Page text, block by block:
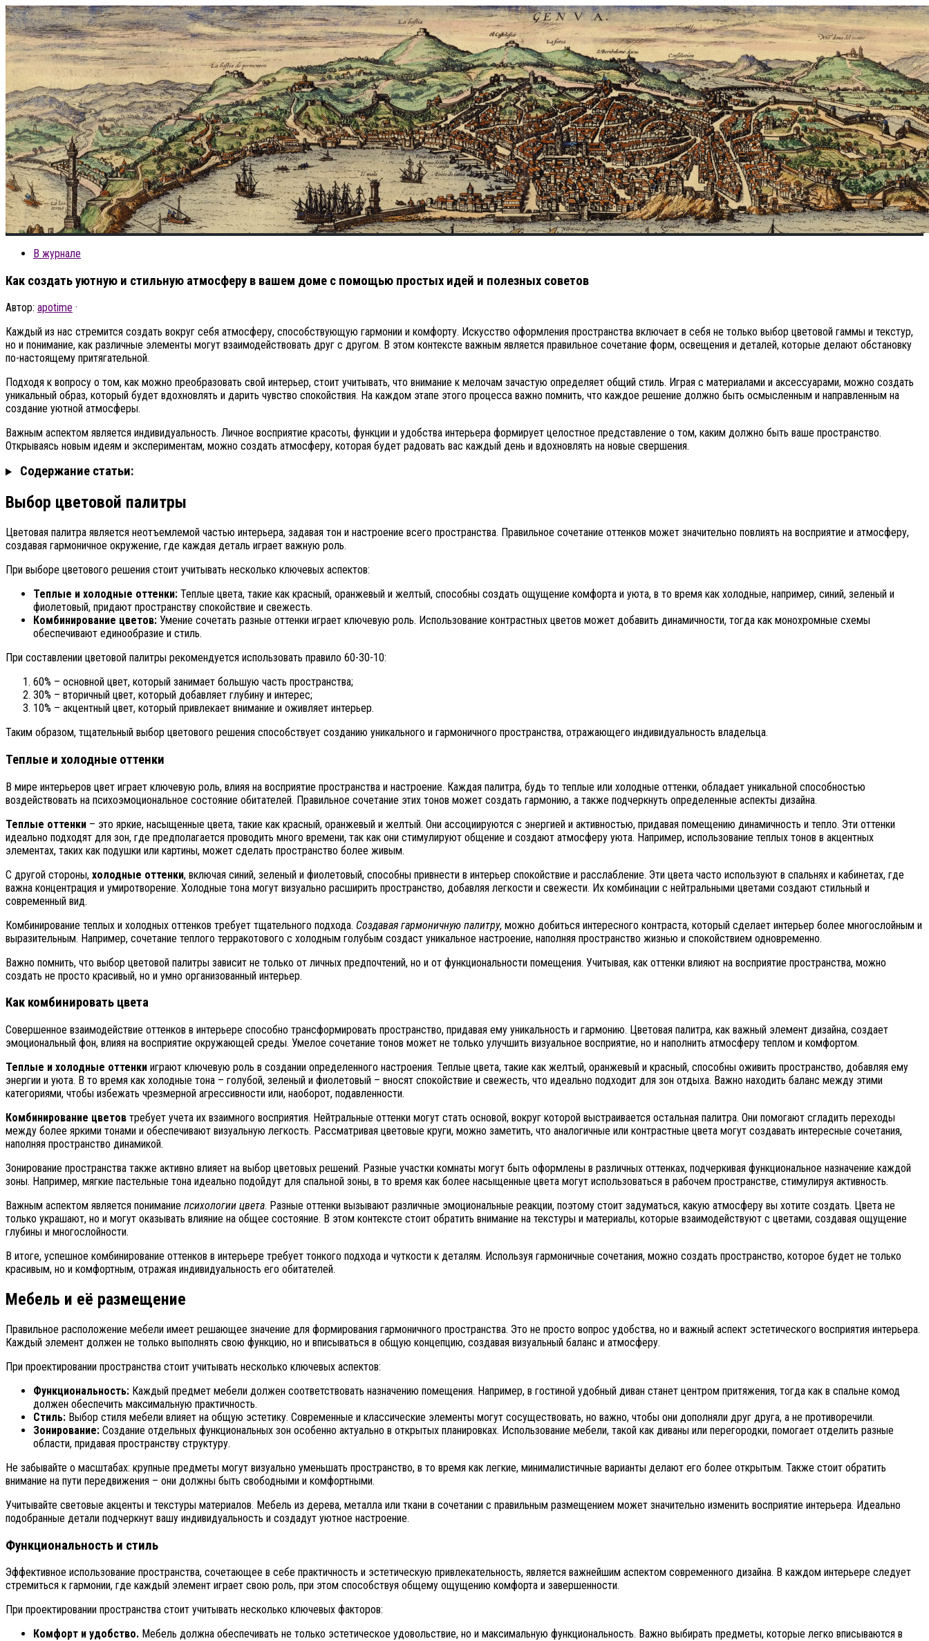
В журнале
Как создать уютную и стильную атмосферу в вашем доме с помощью простых идей и полезных советов
Автор: apotime ·
Каждый из нас стремится создать вокруг себя атмосферу, способствующую гармонии и комфорту. Искусство оформления пространства включает в себя не только выбор цветовой гаммы и текстур,
но и понимание, как различные элементы могут взаимодействовать друг с другом. В этом контексте важным является правильное сочетание форм, освещения и деталей, которые делают обстановку
по-настоящему притягательной.
Подходя к вопросу о том, как можно преобразовать свой интерьер, стоит учитывать, что внимание к мелочам зачастую определяет общий стиль. Играя с материалами и аксессуарами, можно создать
уникальный образ, который будет вдохновлять и дарить чувство спокойствия. На каждом этапе этого процесса важно помнить, что каждое решение должно быть осмысленным и направленным на
создание уютной атмосферы.
Важным аспектом является индивидуальность. Личное восприятие красоты, функции и удобства интерьера формирует целостное представление о том, каким должно быть ваше пространство.
Открываясь новым идеям и экспериментам, можно создать атмосферу, которая будет радовать вас каждый день и вдохновлять на новые свершения.
Содержание статьи:
Выбор цветовой палитры
Цветовая палитра является неотъемлемой частью интерьера, задавая тон и настроение всего пространства. Правильное сочетание оттенков может значительно повлиять на восприятие и атмосферу,
создавая гармоничное окружение, где каждая деталь играет важную роль.
При выборе цветового решения стоит учитывать несколько ключевых аспектов:
Теплые и холодные оттенки: Теплые цвета, такие как красный, оранжевый и желтый, способны создать ощущение комфорта и уюта, в то время как холодные, например, синий, зеленый и
фиолетовый, придают пространству спокойствие и свежесть.
Комбинирование цветов: Умение сочетать разные оттенки играет ключевую роль. Использование контрастных цветов может добавить динамичности, тогда как монохромные схемы
обеспечивают единообразие и стиль.
При составлении цветовой палитры рекомендуется использовать правило 60-30-10:
60% – основной цвет, который занимает большую часть пространства;
30% – вторичный цвет, который добавляет глубину и интерес;
10% – акцентный цвет, который привлекает внимание и оживляет интерьер.
Таким образом, тщательный выбор цветового решения способствует созданию уникального и гармоничного пространства, отражающего индивидуальность владельца.
Теплые и холодные оттенки
В мире интерьеров цвет играет ключевую роль, влияя на восприятие пространства и настроение. Каждая палитра, будь то теплые или холодные оттенки, обладает уникальной способностью
воздействовать на психоэмоциональное состояние обитателей. Правильное сочетание этих тонов может создать гармонию, а также подчеркнуть определенные аспекты дизайна.
Теплые оттенки – это яркие, насыщенные цвета, такие как красный, оранжевый и желтый. Они ассоциируются с энергией и активностью, придавая помещению динамичность и тепло. Эти оттенки
идеально подходят для зон, где предполагается проводить много времени, так как они стимулируют общение и создают атмосферу уюта. Например, использование теплых тонов в акцентных
элементах, таких как подушки или картины, может сделать пространство более живым.
С другой стороны, холодные оттенки, включая синий, зеленый и фиолетовый, способны привнести в интерьер спокойствие и расслабление. Эти цвета часто используют в спальнях и кабинетах, где
важна концентрация и умиротворение. Холодные тона могут визуально расширить пространство, добавляя легкости и свежести. Их комбинации с нейтральными цветами создают стильный и
современный вид.
Комбинирование теплых и холодных оттенков требует тщательного подхода. Создавая гармоничную палитру, можно добиться интересного контраста, который сделает интерьер более многослойным и
выразительным. Например, сочетание теплого терракотового с холодным голубым создаст уникальное настроение, наполняя пространство жизнью и спокойствием одновременно.
Важно помнить, что выбор цветовой палитры зависит не только от личных предпочтений, но и от функциональности помещения. Учитывая, как оттенки влияют на восприятие пространства, можно
создать не просто красивый, но и умно организованный интерьер.
Как комбинировать цвета
Совершенное взаимодействие оттенков в интерьере способно трансформировать пространство, придавая ему уникальность и гармонию. Цветовая палитра, как важный элемент дизайна, создает
эмоциональный фон, влияя на восприятие окружающей среды. Умелое сочетание тонов может не только улучшить визуальное восприятие, но и наполнить атмосферу теплом и комфортом.
Теплые и холодные оттенки играют ключевую роль в создании определенного настроения. Теплые цвета, такие как желтый, оранжевый и красный, способны оживить пространство, добавляя ему
энергии и уюта. В то время как холодные тона – голубой, зеленый и фиолетовый – вносят спокойствие и свежесть, что идеально подходит для зон отдыха. Важно находить баланс между этими
категориями, чтобы избежать чрезмерной агрессивности или, наоборот, подавленности.
Комбинирование цветов требует учета их взаимного восприятия. Нейтральные оттенки могут стать основой, вокруг которой выстраивается остальная палитра. Они помогают сгладить переходы
между более яркими тонами и обеспечивают визуальную легкость. Рассматривая цветовые круги, можно заметить, что аналогичные или контрастные цвета могут создавать интересные сочетания,
наполняя пространство динамикой.
Зонирование пространства также активно влияет на выбор цветовых решений. Разные участки комнаты могут быть оформлены в различных оттенках, подчеркивая функциональное назначение каждой
зоны. Например, мягкие пастельные тона идеально подойдут для спальной зоны, в то время как более насыщенные цвета могут использоваться в рабочем пространстве, стимулируя активность.
Важным аспектом является понимание психологии цвета. Разные оттенки вызывают различные эмоциональные реакции, поэтому стоит задуматься, какую атмосферу вы хотите создать. Цвета не
только украшают, но и могут оказывать влияние на общее состояние. В этом контексте стоит обратить внимание на текстуры и материалы, которые взаимодействуют с цветами, создавая ощущение
глубины и многослойности.
В итоге, успешное комбинирование оттенков в интерьере требует тонкого подхода и чуткости к деталям. Используя гармоничные сочетания, можно создать пространство, которое будет не только
красивым, но и комфортным, отражая индивидуальность его обитателей.
Мебель и её размещение
Правильное расположение мебели имеет решающее значение для формирования гармоничного пространства. Это не просто вопрос удобства, но и важный аспект эстетического восприятия интерьера.
Каждый элемент должен не только выполнять свою функцию, но и вписываться в общую концепцию, создавая визуальный баланс и атмосферу.
При проектировании пространства стоит учитывать несколько ключевых аспектов:
Функциональность: Каждый предмет мебели должен соответствовать назначению помещения. Например, в гостиной удобный диван станет центром притяжения, тогда как в спальне комод
должен обеспечить максимальную практичность.
Стиль: Выбор стиля мебели влияет на общую эстетику. Современные и классические элементы могут сосуществовать, но важно, чтобы они дополняли друг друга, а не противоречили.
Зонирование: Создание отдельных функциональных зон особенно актуально в открытых планировках. Использование мебели, такой как диваны или перегородки, помогает отделить разные
области, придавая пространству структуру.
Не забывайте о масштабах: крупные предметы могут визуально уменьшать пространство, в то время как легкие, минималистичные варианты делают его более открытым. Также стоит обратить
внимание на пути передвижения – они должны быть свободными и комфортными.
Учитывайте световые акценты и текстуры материалов. Мебель из дерева, металла или ткани в сочетании с правильным размещением может значительно изменить восприятие интерьера. Идеально
подобранные детали подчеркнут вашу индивидуальность и создадут уютное настроение.
Функциональность и стиль
Эффективное использование пространства, сочетающее в себе практичность и эстетическую привлекательность, является важнейшим аспектом современного дизайна. В каждом интерьере следует
стремиться к гармонии, где каждый элемент играет свою роль, при этом способствуя общему ощущению комфорта и завершенности.
При проектировании пространства стоит учитывать несколько ключевых факторов:
Комфорт и удобство. Мебель должна обеспечивать не только эстетическое удовольствие, но и максимальную функциональность. Важно выбирать предметы, которые легко вписываются в